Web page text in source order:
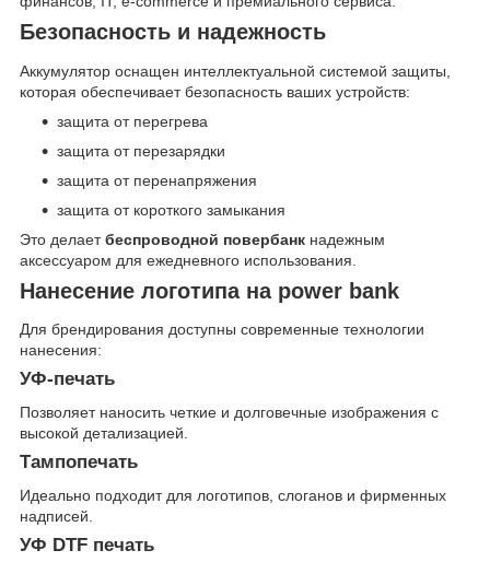
Безопасность и надежность
Аккумулятор оснащен интеллектуальной системой защиты,
которая обеспечивает безопасность ваших устройств:
защита от перегрева
защита от перезарядки
защита от перенапряжения
защита от короткого замыкания
Это делаетбеспроводной повербанк надежным
аксессуаром для ежедневного использования.
Нанесение логотипа на power bank
Для брендирования доступны современные технологии
нанесения:
УФ-печать
Позволяет наносить четкие и долговечные изображения с
высокой детализацией.
Тампопечать
Идеально подходит для логотипов, слоганов и фирменных
надписей.
УФ DTF печать